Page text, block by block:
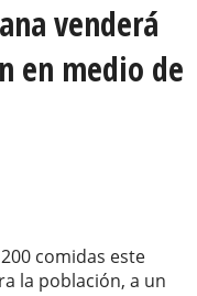
venderá
en medio de
comidas este
la población, a un